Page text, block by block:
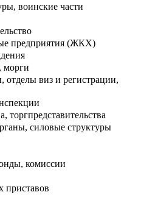
воинские части
предприятия (ЖКХ)
морги
виз и регистрации,
торгпредставительства
силовые структуры
комиссии
приставов